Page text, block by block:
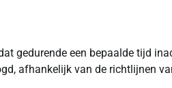
gedurende een bepaalde tijd
afhankelijk van de richtlijnen